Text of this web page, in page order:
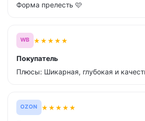
Форма прелесть 🩷
WB ★★★★★
Покупатель
Плюсы: Шикарная, глубокая и
OZON ★★★★★